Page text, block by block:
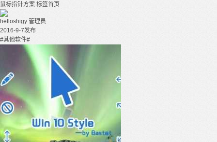
鼠标指针方案 标签首页
helloshigy 管理员
2016-9-7发布
#其他软件#